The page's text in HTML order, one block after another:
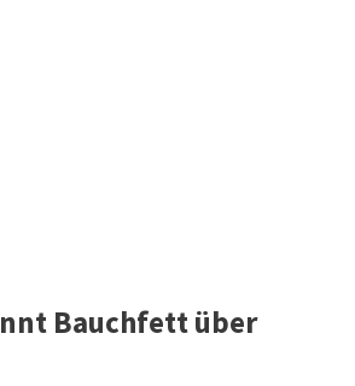
Bauchfett über